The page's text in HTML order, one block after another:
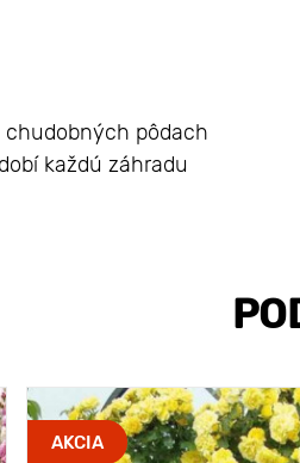
pôdach
každú záhradu
AKCIA